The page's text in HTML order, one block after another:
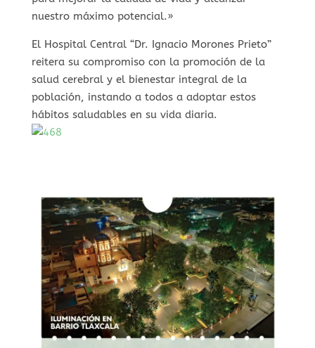
nuestro máximo potencial.»
El Hospital Central “Dr. Ignacio Morones Prieto”
reitera su compromiso con la promoción de la
salud cerebral y el bienestar integral de la
población, instando a todos a adoptar estos
hábitos saludables en su vida diaria.